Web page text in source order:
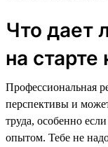
Что дает
на
Профессиональная
перспективы и
труда, особенно
опытом. Тебе не